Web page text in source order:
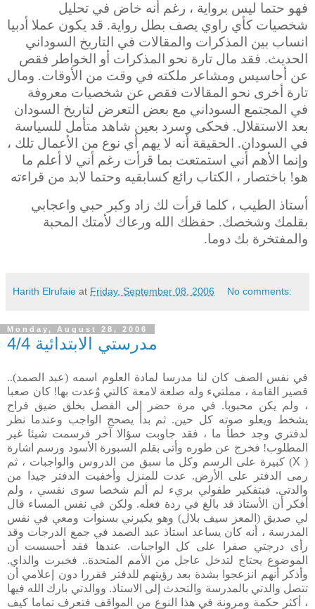
فهو حتما ليس برواية ، رغم أنه خاض في تحليل
شخصيات كأي راوي يصف بطل رواية. قد يكون عملا أدبيا
انساب بين المذكرات والمقالات في التاريخ السوداني
الحديث. فقد مال تارة نحو المذكرات أو الخواطر فقص
عن أحاسيس ومشاعر ملكته في وقت من الأوقات. ومال
تارة أخرى نحو المقالات فقص عن شخصيات معروفة
في المجتمع السوداني مع بعض التعرض لتاريخ السودان
بعد الاستقلال. فحكى وسرد بعين شاهد متأمل للسياسة
في السودان. الحقيقة أنه لا يهم أي نوع من الأعمال تلك ،
وإنما الأهم أني استمتعت بما قرأت رغم أني لا أعلم ما
هو! باختصار ، الكتاب رائع كسابقيه وحتما لابد من قراءته
أستاذ الطيب ، كلما قرأت لك زاد وكبر حبي واعجابي
بقلمك وشخصك. حفظك الله ورعاك لأمتك المحبة
والمفتخرة بك دوما.
Harith Elrufaie at Friday, September 08, 2006 No comments:
Monday, August 28, 2006
مدرستي الابتدائية 4/4
في نفس الصف كان لنا مدرسا لمادة العلوم اسمه (عبد الصمد)..
قصير القامة ، مملتيء وله صلعة لامعة كالتي وُعدت بها! كان صعبا
، ولم يكن محبوبا. في مرة حضر إلى الفصل بخلق ضيق فراح
يشخط ويعلو صوته كل حين. ثم بدأ يصحح الواجب وعندما نظر
لدفتري وجد خطأ ما ، فقد جاوبت سؤالا آخر فرسمت شيئا غير
المطلوب! فخرج عن طوره وأتى بقلم السبورة الأسود ورسم اشارة
(
X) كبيرة على الرسم وكل ما سبق من الدروس والواجبات ، ثم
رمى الدفتر على الأرض. عدت للمنزل وأخفيت الدفتر جيدا من
والدتي. فبتفكير طفولي بريء لم ألم شخصا سوى نفسي ، ولم
أفكر أن الأستاذ قد بالغ في ردة فعله. ولكن في نفس المساء قال
لي صديق (المعز سيف بلال) وهو يكيرني بسنوات ومعي في نفس
المدرسة ، أنه كان يساعد استاذ عبد الصمد في جمع الدرجات وقد
رأى درجتي صفرا على كل الواجبات. عندها فقد أحسست أن
الموضوع يحتاج لتدخل عاجل من الأمم المتحدة.. فخبرت والداي.
وأذكر أنهم انزعجوا بشدة بعد رؤيتهم للدفتر فقررا دون إعلامي أن
تتصل والدتي بالمدرسة والتحدث إلى الاستاذ. ووالدتي بارك الله فيها
، أكثر حكمة ومرونة في هذا النوع من المواقف فتعرف تماما كيف